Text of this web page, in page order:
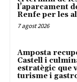
l’aparcament
Renfe per les
7 agost 2026
Amposta
Castell i
estratègic que
turisme i